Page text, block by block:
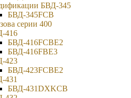
БВД-345
БВД-345FCB
серии 400
416
БВД-416FCBE2
БВД-416FBE3
423
БВД-423FCBE2
431
БВД-431DXKCB